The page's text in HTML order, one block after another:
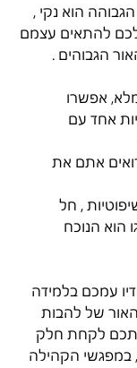
הוא נקי ,
להתאים עצמם
הגבוהים .
אפשרו
אחד עם
אתם את
, חל
הוא הנוכח
עמכם בלמידה
של להבות
אתכם לקחת חלק
במפגשי הקהילה